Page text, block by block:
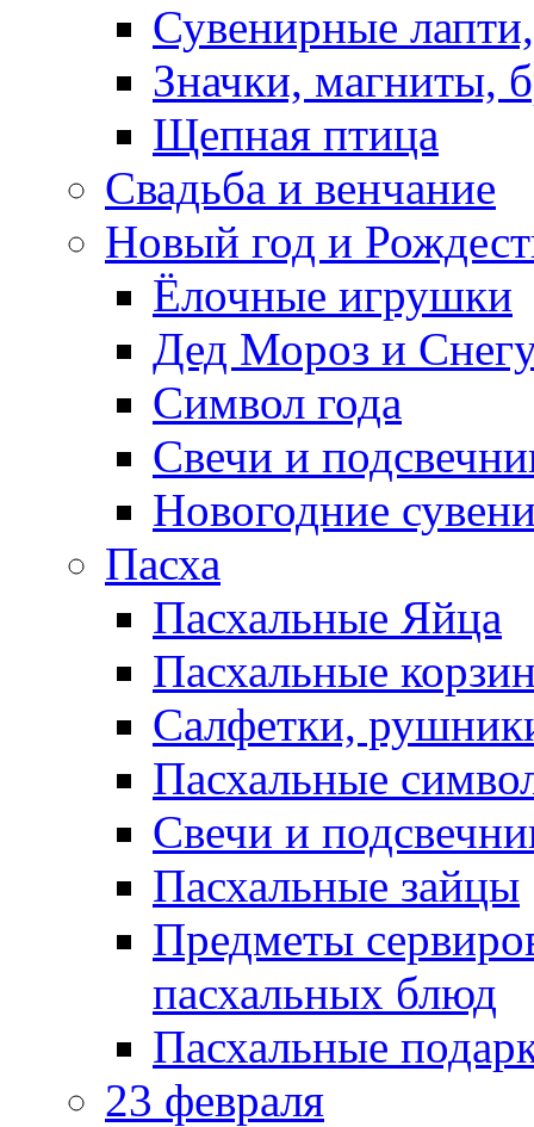
Сувенирные
Значки, магниты,
Щепная птица
Свадьба и венчание
Новый год и
Ёлочные игрушки
Дед Мороз и
Символ года
Свечи и
Новогодние
Пасха
Пасхальные Яйца
Пасхальные
Салфетки,
Пасхальные
Свечи и
Пасхальные зайцы
Предметы
пасхальных блюд
Пасхальные
23 февраля